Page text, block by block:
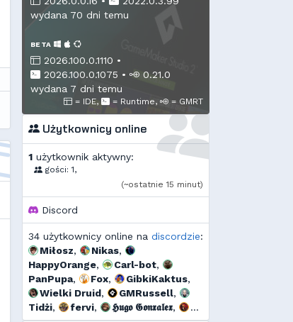
wydana 70 dni temu
BETA
2026.100.0.1110 •
2026.100.0.1075 •
0.21.0
wydana 7 dni temu
= IDE, = Runtime, = GMRT
Użytkownicy online
1 użytkownik aktywny:
gości: 1,
(~ostatnie 15 minut)
Discord
34 użytkownicy online na discordzie:
Miłosz, Nikas,
HappyOrange, Carl-bot,
PanPupa, Fox, GibkiKaktus,
Wielki Druid, GMRussell,
Tidżi, fervi, 𝕳𝖚𝖌𝖔 𝕲𝖔𝖓𝖝𝖆𝖑𝖊𝖝,